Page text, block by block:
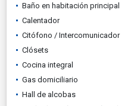
Baño en habitación principal
Calentador
Citófono / Intercomunicador
Clósets
Cocina integral
Gas domiciliario
Hall de alcobas